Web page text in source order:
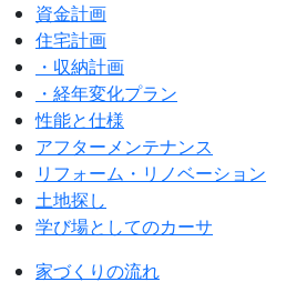
資金計画
住宅計画
・収納計画
・経年変化プラン
性能と仕様
アフターメンテナンス
リフォーム・リノベーション
土地探し
学び場としてのカーサ
家づくりの流れ